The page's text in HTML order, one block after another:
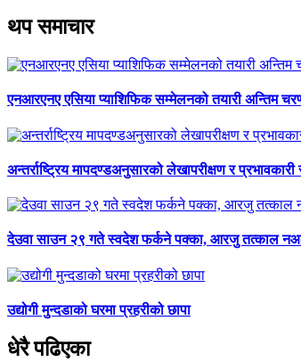
थप समाचार
एनआरएनए एसिया प्याशिफिक सम्मेलनको तयारी अन्तिम
अन्तर्राष्ट्रिय मापदण्डअनुसारको लेखापरीक्षण र
देउवा साउन २९ गते स्वदेश फर्कने पक्का, आरजु तत्काल
उद्योगी मुन्दडाको घरमा प्रहरीको छापा
धेरै पढिएका